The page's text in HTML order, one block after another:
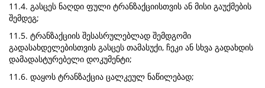
11.4. გასცეს ნაღდი ფული ტრანზაქციისთვის ან მისი გაუქმების
შემდეგ;
11.5. ტრანზაქციის შესასრულებლად შემდგომი
გადასახდელებისთვის გასცეს თამასუქი, ჩეკი ან სხვა გადახდის
დამადასტურებელი დოკუმენტი;
11.6. დაყოს ტრანზაქცია ცალკეულ ნაწილებად;